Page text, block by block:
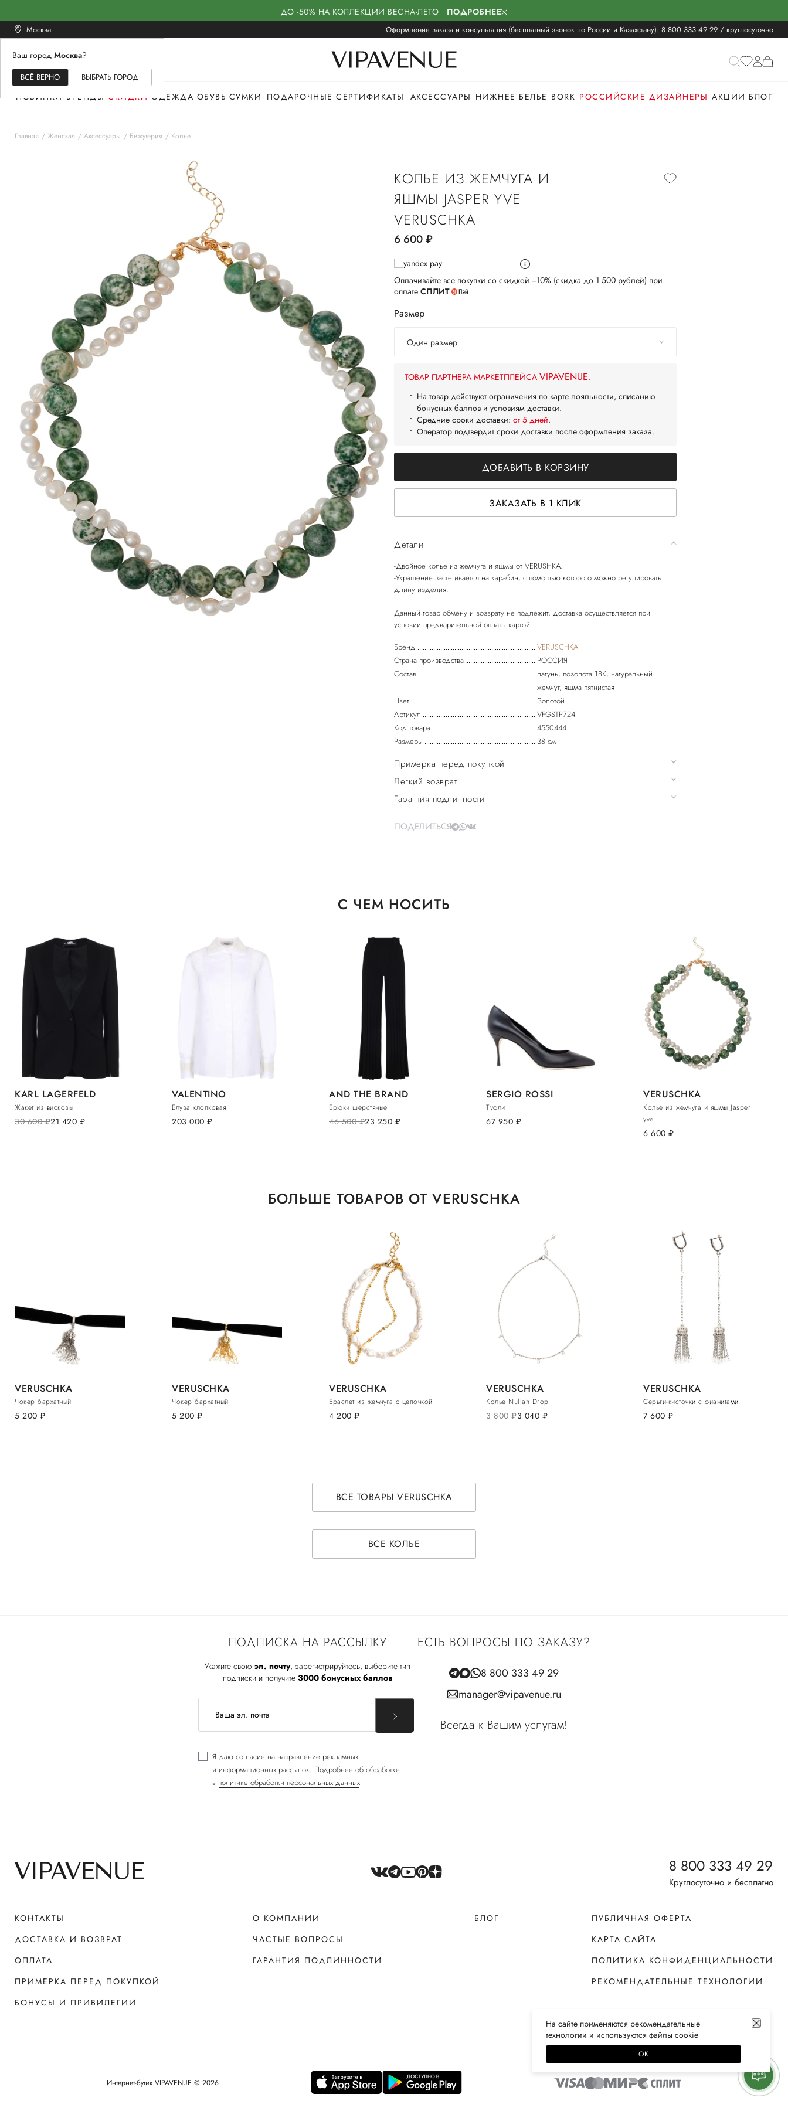
ДО -50% НА КОЛЛЕКЦИИ ВЕСНА-ЛЕТО ПОДРОБНЕЕ
Москва Оформление заказа и консультация (бесплатный звонок по России и Казахстану): 8 800 333 49 29 / круглосуточно
Ваш город Москва?
ВСЁ ВЕРНО ВЫБРАТЬ ГОРОД
ЖЕНСКОЕМУЖСКОЕ
НОВИНКИ БРЕНДЫ СКИДКИ ОДЕЖДА ОБУВЬ СУМКИ ПОДАРОЧНЫЕ СЕРТИФИКАТЫ АКСЕССУАРЫ НИЖНЕЕ БЕЛЬЕ BORK РОССИЙСКИЕ ДИЗАЙНЕРЫ АКЦИИ БЛОГ
Главная Женская Аксессуары Бижутерия Колье
КОЛЬЕ ИЗ ЖЕМЧУГА И
ЯШМЫ JASPER YVE
VERUSCHKA
6 600руб.
Оплачивайте все покупки со скидкой −10% (скидка до 1 500 рублей) при
оплате СПЛИТ
Размер
Один размер
ТОВАР ПАРТНЕРА МАРКЕТПЛЕЙСА VIPAVENUE.
На товар действуют ограничения по карте лояльности, списанию
бонусных баллов и условиям доставки.
Средние сроки доставки: от 5 дней.
Оператор подтвердит сроки доставки после оформления заказа.
ДОБАВИТЬ В КОРЗИНУ
ЗАКАЗАТЬ В 1 КЛИК
Детали
-Двойное колье из жемчуга и яшмы от VERUSHKA.
-Украшение застегивается на карабин, с помощью которого можно регулировать
длину изделия.
Данный товар обмену и возврату не подлежит, доставка осуществляется при
Бренд
VERUSCHKA
Страна производства
РОССИЯ
Состав
латунь, позолота 18К, натуральный
жемчуг, яшма пятнистая
Цвет
Золотой
Артикул
VFGSTP724
Код товара
4550444
Размеры
38 см
Примерка перед покупкой
Легкий возврат
Гарантия подлинности
ПОДЕЛИТЬСЯ
С ЧЕМ НОСИТЬ
KARL LAGERFELD
Жакет из вискозы
30 600руб.21 420 руб.
VALENTINO
Блуза хлопковая
203 000 руб.
AND THE BRAND
Брюки шерстяные
46 500руб.23 250 руб.
SERGIO ROSSI
Туфли
67 950 руб.
VERUSCHKA
Колье из жемчуга и яшмы Jasper
yve
6 600 руб.
БОЛЬШЕ ТОВАРОВ ОТ VERUSCHKA
VERUSCHKA
Чокер бархатный
5 200 руб.
VERUSCHKA
Чокер бархатный
5 200 руб.
VERUSCHKA
Браслет из жемчуга с цепочкой
4 200 руб.
VERUSCHKA
Колье Nullah Drop
3 800руб.3 040 руб.
VERUSCHKA
Серьги-кисточки с фианитами
7 600 руб.
ВСЕ ТОВАРЫ VERUSCHKA
ВСЕ КОЛЬЕ
ПОДПИСКА НА РАССЫЛКУ
Укажите свою эл. почту, зарегистрируйтесь, выберите тип
подписки и получите 3000 бонусных баллов
Я даю согласие на направление рекламных
и информационных рассылок. Подробнее об обработке
в политике обработки персональных данных
ЕСТЬ ВОПРОСЫ ПО ЗАКАЗУ?
8 800 333 49 29
manager@vipavenue.ru
Всегда к Вашим услугам!
8 800 333 49 29
Круглосуточно и бесплатно
КОНТАКТЫ
ДОСТАВКА И ВОЗВРАТ
ОПЛАТА
ПРИМЕРКА ПЕРЕД ПОКУПКОЙ
БОНУСЫ И ПРИВИЛЕГИИ
О КОМПАНИИ
ЧАСТЫЕ ВОПРОСЫ
ГАРАНТИЯ ПОДЛИННОСТИ
БЛОГ
ПУБЛИЧНАЯ ОФЕРТА
КАРТА САЙТА
ПОЛИТИКА КОНФИДЕНЦИАЛЬНОСТИ
РЕКОМЕНДАТЕЛЬНЫЕ ТЕХНОЛОГИИ
Интернет-бутик VIPAVENUE © 2026
На сайте применяются рекомендательные
технологии и используются файлы сооkiе
ОК